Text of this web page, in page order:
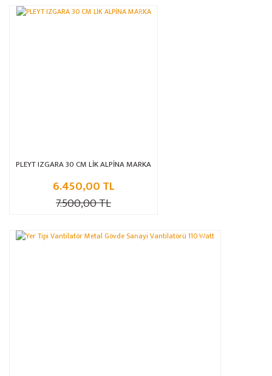
%14
PLEYT IZGARA 30 CM LİK ALPİNA MARKA
6.450,00 TL
7.500,00 TL
%10